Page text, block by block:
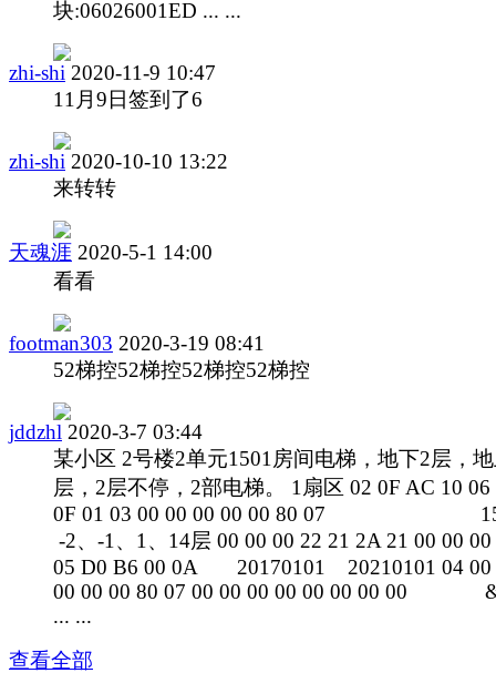
块:06026001ED ... ...
zhi-shi 2020-11-9 10:47
11月9日签到了6
zhi-shi 2020-10-10 13:22
来转转
天魂涯 2020-5-1 14:00
看看
footman303 2020-3-19 08:41
52梯控52梯控52梯控52梯控
jddzhl 2020-3-7 03:44
某小区 2号楼2单元1501房间电梯，地下2层，
层，2层不停，2部电梯。 1扇区 02 0F AC 10 06
0F 01 03 00 00 00 00 00 80 07
-2、-1、1、14层 00 00 00 22 21 2A 21 00 00 00
05 D0 B6 00 0A 20170101 20210101 04 00
00 00 00 80 07 00 00 00 00 00 00 00 00
... ...
查看全部